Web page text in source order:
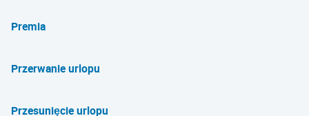
Premia
Przerwanie urlopu
Przesunięcie urlopu